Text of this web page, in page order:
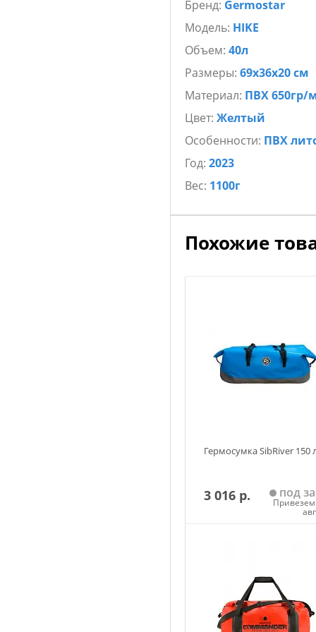
Бренд: Germostar
Модель: HIKE
Объем: 40л
Размеры: 69х36х20 см
Материал: ПВХ 650гр/
Цвет: Желтый
Особенности: ПВХ
Год: 2023
Вес: 1100г
Похожие
Гермосумка SibRiver 150
3 016 р. под
Привезем
Размер